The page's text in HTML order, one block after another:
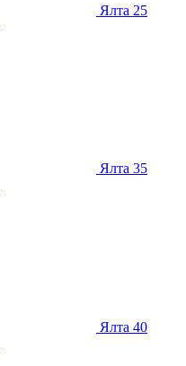
Ялта 25
Ялта 35
Ялта 40